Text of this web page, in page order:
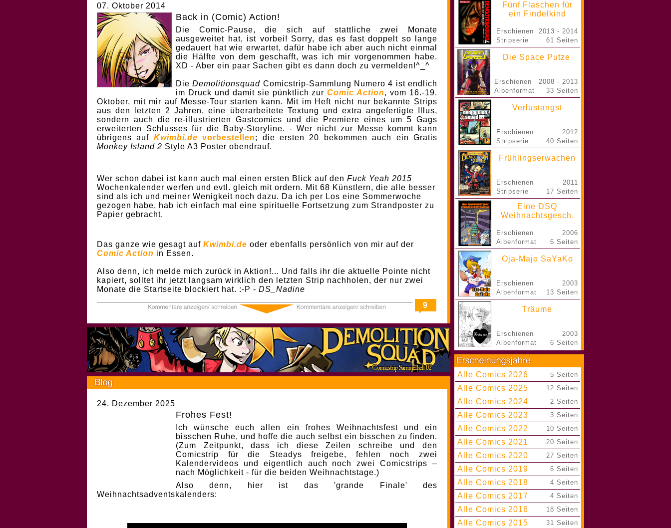
07. Oktober 2014
Back in (Comic) Action!
Die Comic-Pause, die sich auf stattliche zwei Monate
ausgeweitet hat, ist vorbei! Sorry, das es fast doppelt so lange
gedauert hat wie erwartet, dafür habe ich aber auch nicht einmal
die Hälfte von dem geschafft, was ich mir vorgenommen habe.
XD - Aber ein paar Sachen gibt es dann doch zu vermelden!^_^
DieDemolitionsquad Comicstrip-Sammlung Numero 4 ist endlich
im Druck und damit sie pünktlich zurComic Action, vom 16.-19.
Oktober, mit mir auf Messe-Tour starten kann. Mit im Heft nicht nur bekannte Strips
aus den letzten 2 Jahren, eine überarbeitete Textung und extra angefertigte Illus,
sondern auch die re-illustrierten Gastcomics und die Premiere eines um 5 Gags
erweiterten Schlusses für die Baby-Storyline. - Wer nicht zur Messe kommt kann
übrigens auf Kwimbi.de vorbestellen; die ersten 20 bekommen auch ein Gratis
Monkey Island 2 Style A3 Poster obendrauf.
Wer schon dabei ist kann auch mal einen ersten Blick auf den Fuck Yeah 2015
Wochenkalender werfen und evtl. gleich mit ordern. Mit 68 Künstlern, die alle besser
sind als ich und meiner Wenigkeit noch dazu. Da ich per Los eine Sommerwoche
gezogen habe, hab ich einfach mal eine spirituelle Fortsetzung zum Strandposter zu
Papier gebracht.
Das ganze wie gesagt auf Kwimbi.de oder ebenfalls persönlich von mir auf der
Comic Action in Essen.
Also denn, ich melde mich zurück in Aktion!... Und falls ihr die aktuelle Pointe nicht
kapiert, solltet ihr jetzt langsam wirklich den letzten Strip nachholen, der nur zwei
Monate die Startseite blockiert hat. :-P - DS_Nadine
9
24. Dezember 2025
Frohes Fest!
Ich wünsche euch allen ein frohes Weihnachtsfest und ein
bisschen Ruhe, und hoffe die auch selbst ein bisschen zu finden.
(Zum Zeitpunkt, dass ich diese Zeilen schreibe und den
Comicstrip für die Steadys freigebe, fehlen noch zwei
Kalendervideos und eigentlich auch noch zwei Comicstrips –
nach Möglichkeit - für die beiden Weihnachtstage.)
Also denn, hier ist das 'grande Finale' des
Weihnachtsadventskalenders:
Fünf Flaschen für
ein Findelkind
Erschienen
Stripserie
2013 - 2014
61 Seiten
Die Space Putze
Erschienen
Albenformat
2008 - 2013
33 Seiten
Verlustangst
Erschienen
Stripserie
2012
40 Seiten
Frühlingserwachen
Erschienen
Stripserie
2011
17 Seiten
Eine DSQ
Weihnachtsgesch.
Erschienen
Albenformat
2006
6 Seiten
Oja-Majo SaYaKo
Erschienen
Albenformat
2003
13 Seiten
Träume
Erschienen
Albenformat
2003
6 Seiten
Alle Comics 2026 5 Seiten
Alle Comics 2025 12 Seiten
Alle Comics 2024 2 Seiten
Alle Comics 2023 3 Seiten
Alle Comics 2022 10 Seiten
Alle Comics 2021 20 Seiten
Alle Comics 2020 27 Seiten
Alle Comics 2019 6 Seiten
Alle Comics 2018 4 Seiten
Alle Comics 2017 4 Seiten
Alle Comics 2016 18 Seiten
Alle Comics 2015 31 Seiten